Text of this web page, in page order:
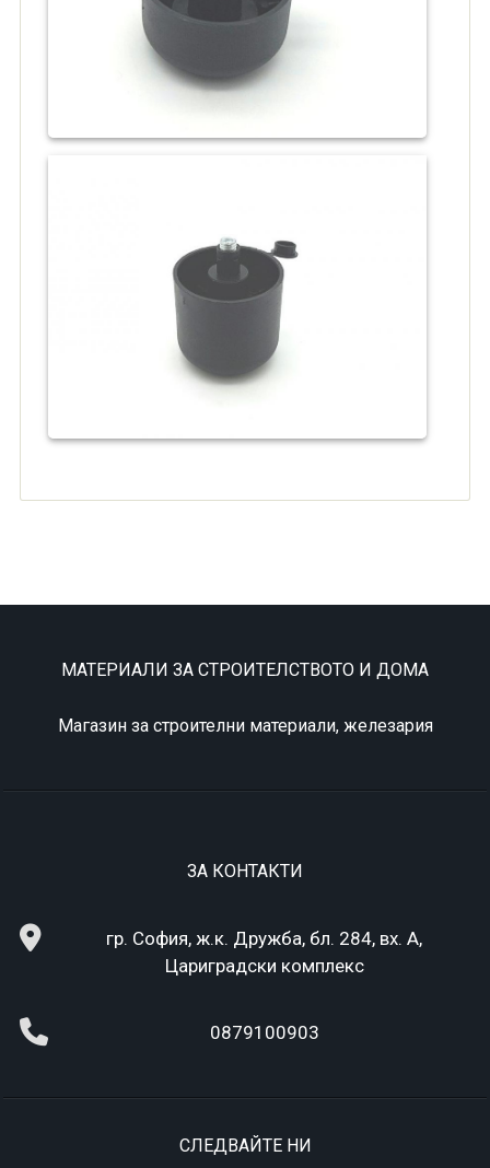
МАТЕРИАЛИ ЗА СТРОИТЕЛСТВОТО И ДОМА
Магазин за строителни материали, железария
ЗА КОНТАКТИ
гр. София, ж.к. Дружба, бл. 284, вх. А,
Цариградски комплекс
0879100903
СЛЕДВАЙТЕ НИ